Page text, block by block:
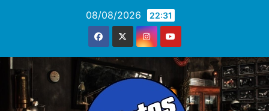
08/08/2026 22:31